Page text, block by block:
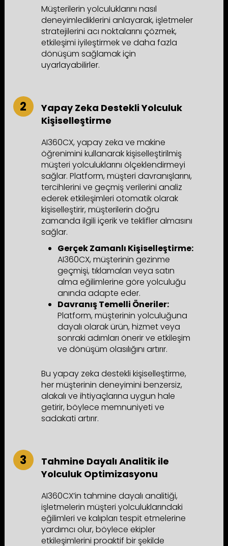
Müşterilerin yolculuklarını nasıl
deneyimlediklerini anlayarak, işletmeler
stratejilerini acı noktalarını çözmek,
etkileşimi iyileştirmek ve daha fazla
dönüşüm sağlamak için
uyarlayabilirler.
Yapay Zeka Destekli Yolculuk
Kişiselleştirme
AI360CX, yapay zeka ve makine
öğrenimini kullanarak kişiselleştirilmiş
müşteri yolculuklarını ölçeklendirmeyi
sağlar. Platform, müşteri davranışlarını,
tercihlerini ve geçmiş verilerini analiz
ederek etkileşimleri otomatik olarak
kişiselleştirir, müşterilerin doğru
zamanda ilgili içerik ve teklifler almasını
sağlar.
Gerçek Zamanlı Kişiselleştirme:
AI360CX, müşterinin gezinme
geçmişi, tıklamaları veya satın
alma eğilimlerine göre yolculuğu
anında adapte eder.
Davranış Temelli Öneriler:
Platform, müşterinin yolculuğuna
dayalı olarak ürün, hizmet veya
sonraki adımları önerir ve etkileşim
ve dönüşüm olasılığını artırır.
Bu yapay zeka destekli kişiselleştirme,
her müşterinin deneyimini benzersiz,
alakalı ve ihtiyaçlarına uygun hale
getirir, böylece memnuniyeti ve
sadakati artırır.
Tahmine Dayalı Analitik ile
Yolculuk Optimizasyonu
AI360CX’in tahmine dayalı analitiği,
işletmelerin müşteri yolculuklarındaki
eğilimleri ve kalıpları tespit etmelerine
yardımcı olur, böylece ekipler
etkileşimlerini proaktif bir şekilde